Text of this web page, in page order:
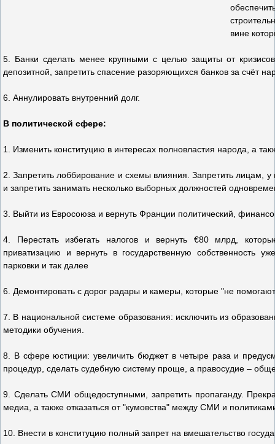
вине
5. Банки сделать менее крупными с целью защиты от
депозитной, запретить спасение разоряющихся банков за счёт
6. Аннулировать внутренний долг.
В политической сфере:
1. Изменить конституцию в интересах полновластия народа, а
2. Запретить лоббирование и схемы влияния. Запретить лицам,
и запретить занимать несколько выборных должностей
3. Выйти из Евросоюза и вернуть Франции политический,
4. Перестать избегать налогов и вернуть €80 млрд,
приватизацию и вернуть в государственную собственность
парковки и так далее
6. Демонтировать с дорог радары и камеры, которые "не
7. В национальной системе образования: исключить из
методики обучения.
8. В сфере юстиции: увеличить бюджет в четыре раза и
процедур, сделать судебную систему проще, а правосудие –
9. Сделать СМИ общедоступными, запретить пропаганду.
медиа, а также отказаться от "кумовства" между СМИ и
10. Внести в конституцию полный запрет на вмешательство